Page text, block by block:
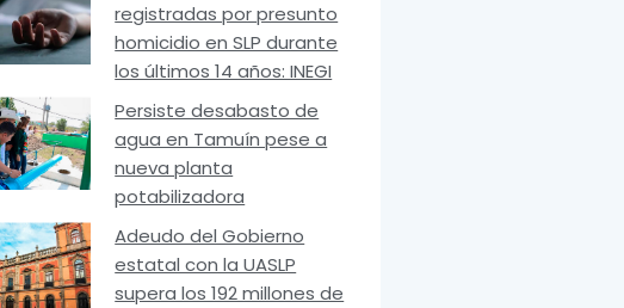
registradas por presunto
homicidio en SLP durante
los últimos 14 años: INEGI
Persiste desabasto de
agua en Tamuín pese a
nueva planta
potabilizadora
Adeudo del Gobierno
estatal con la UASLP
supera los 192 millones de